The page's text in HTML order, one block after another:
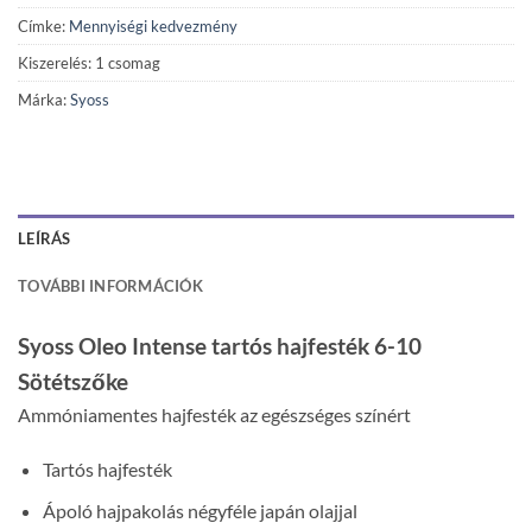
Címke: Mennyiségi kedvezmény
Kiszerelés: 1 csomag
Márka:Syoss
LEÍRÁS
TOVÁBBI INFORMÁCIÓK
Syoss Oleo Intense tartós hajfesték 6-10
Sötétszőke
Ammóniamentes hajfesték az egészséges színért
Tartós hajfesték
Ápoló hajpakolás négyféle japán olajjal